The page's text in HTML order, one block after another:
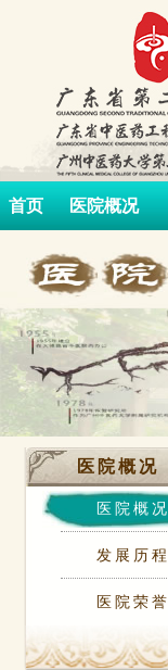
首页 医院概况
医院概况
医院概况
发展历程
医院荣誉